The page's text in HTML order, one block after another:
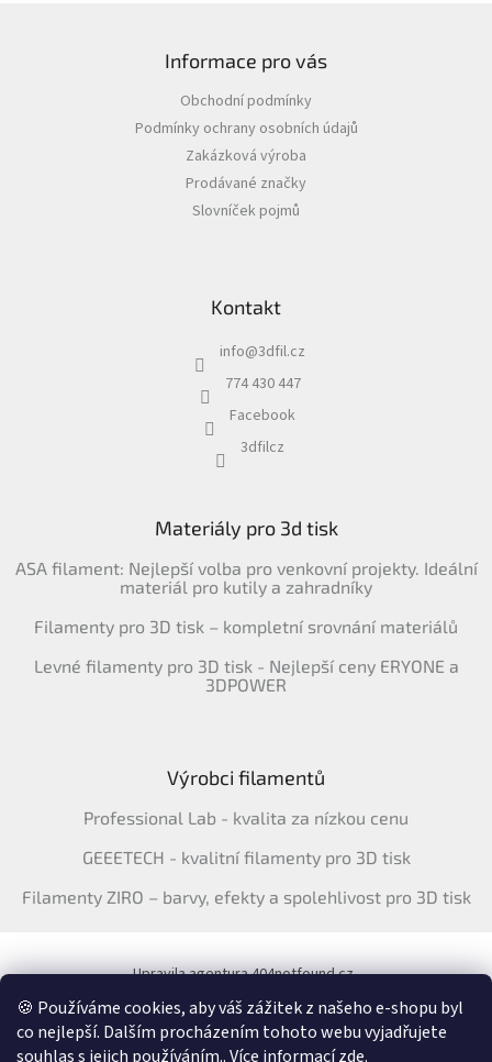
🍪 Používáme cookies, aby váš zážitek z našeho e-shopu byl
co nejlepší. Dalším procházením tohoto webu vyjadřujete
souhlas s jejich používáním.. Více informacízde.
Informace pro vás
Obchodní podmínky
Podmínky ochrany osobních údajů
Zakázková výroba
Prodávané značky
Slovníček pojmů
Kontakt
info@3dfil.cz
774 430 447
Facebook
3dfilcz
Materiály pro 3d tisk
ASA filament: Nejlepší volba pro venkovní projekty. Ideální
materiál pro kutily a zahradníky
Filamenty pro 3D tisk – kompletní srovnání materiálů
Levné filamenty pro 3D tisk - Nejlepší ceny ERYONE a
3DPOWER
Výrobci filamentů
Professional Lab - kvalita za nízkou cenu
GEEETECH - kvalitní filamenty pro 3D tisk
Filamenty ZIRO – barvy, efekty a spolehlivost pro 3D tisk
Upravila agentura 404notfound.cz
Katalog filamentů ERYONE pro ČR